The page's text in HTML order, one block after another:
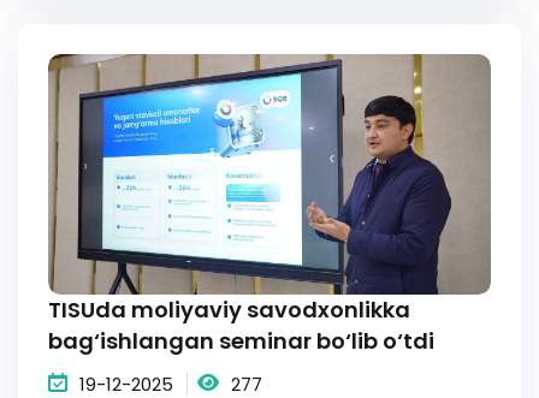
TISUda moliyaviy savodxonlikka
bag‘ishlangan seminar bo‘lib o‘tdi
19-12-2025 277